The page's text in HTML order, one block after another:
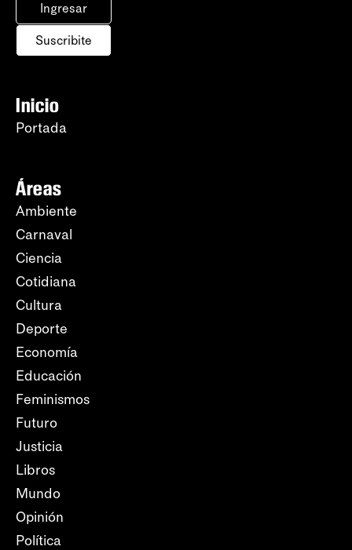
Ingresar
Suscribite
Inicio
Portada
Áreas
Ambiente
Carnaval
Ciencia
Cotidiana
Cultura
Deporte
Economía
Educación
Feminismos
Futuro
Justicia
Libros
Mundo
Opinión
Política